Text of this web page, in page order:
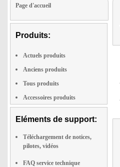
Page d'accueil
Produits:
Actuels produits
Anciens produits
Tous produits
Accessoires produits
Eléments de support:
Téléchargement de notices,
pilotes, vidéos
FAQ service technique